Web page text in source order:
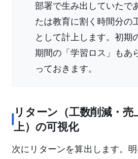
部署で生み出していたで
たは教育に割く時間分の
として計上します。初期
期間の「学習ロス」もあ
っておきます。
リターン（工数削減・売
上）の可視化
次にリターンを算出します。